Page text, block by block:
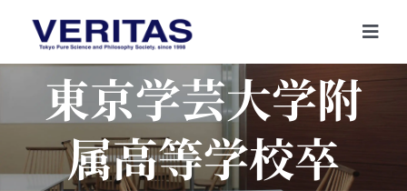
content
東京学芸大学附
属高等学校卒